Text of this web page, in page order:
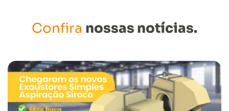
Confira nossas notícias.